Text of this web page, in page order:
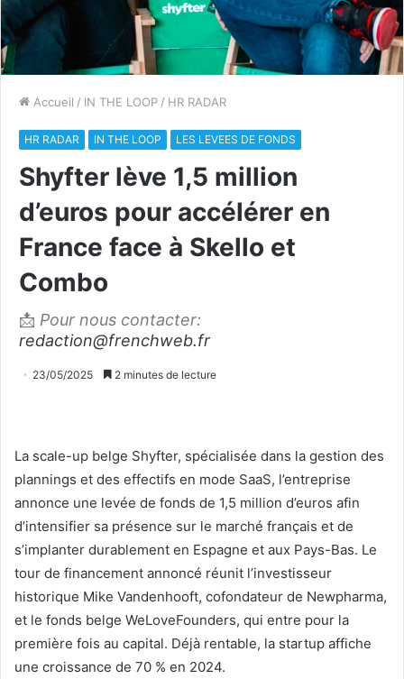
Accueil / IN THE LOOP / HR RADAR
HR RADAR IN THE LOOP LES LEVEES DE FONDS
Shyfter lève 1,5 million
d’euros pour accélérer en
France face à Skello et
Combo
📩 Pour nous contacter:
redaction@frenchweb.fr
23/05/2025 2 minutes de lecture
La scale-up belge Shyfter, spécialisée dans la gestion des
plannings et des effectifs en mode SaaS, l’entreprise
annonce une levée de fonds de 1,5 million d’euros afin
d’intensifier sa présence sur le marché français et de
s’implanter durablement en Espagne et aux Pays-Bas. Le
tour de financement annoncé réunit l’investisseur
historique Mike Vandenhooft, cofondateur de Newpharma,
et le fonds belge WeLoveFounders, qui entre pour la
première fois au capital. Déjà rentable, la startup affiche
une croissance de 70 % en 2024.